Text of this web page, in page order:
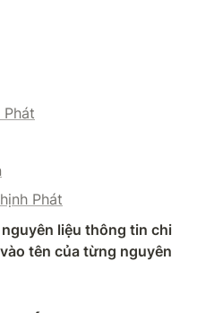
Phát
Phát
nguyên liệu thông tin chi
tên của từng nguyên